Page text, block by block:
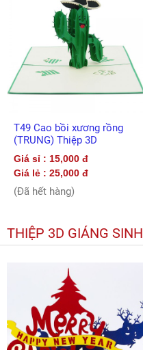
T49 Cao bồi xương rồng
(TRUNG) Thiệp 3D
Giá sỉ : 15,000 đ
Giá lẻ : 25,000 đ
(Đã hết hàng)
THIỆP 3D GIÁNG SINH